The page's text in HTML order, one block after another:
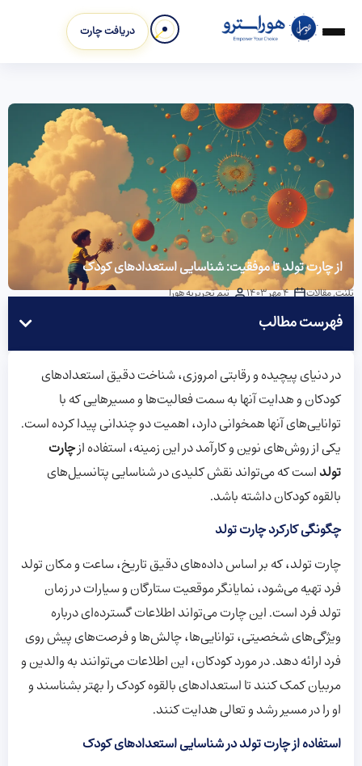
دریافت چارت
از چارت تولد تا موفقیت: شناسایی استعدادهای کودک
تلنت,مقالات 4 مهر 1403 تیم تحریریه هورا
فهرست مطالب
در دنیای پیچیده و رقابتی امروزی، شناخت دقیق استعدادهای
کودکان و هدایت آنها به سمت فعالیت‌ها و مسیرهایی که با
توانایی‌های آنها همخوانی دارد، اهمیت دو چندانی پیدا کرده است.
یکی از روش‌های نوین و کارآمد در این زمینه، استفاده ازچارت
تولداست که می‌تواند نقش کلیدی در شناسایی پتانسیل‌های
بالقوه کودکان داشته باشد.
چگونگی کارکرد چارت تولد
چارت تولد، که بر اساس داده‌های دقیق تاریخ، ساعت و مکان تولد
فرد تهیه می‌شود، نمایانگر موقعیت ستارگان و سیارات در زمان
تولد فرد است. این چارت می‌تواند اطلاعات گسترده‌ای درباره
ویژگی‌های شخصیتی، توانایی‌ها، چالش‌ها و فرصت‌های پیش روی
فرد ارائه دهد. در مورد کودکان، این اطلاعات می‌توانند به والدین و
مربیان کمک کنند تا استعدادهای بالقوه کودک را بهتر بشناسند و
او را در مسیر رشد و تعالی هدایت کنند.
استفاده از چارت تولد در شناسایی استعدادهای کودک